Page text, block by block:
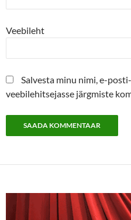
Veebileht
Salvesta minu nimi, e-
veebilehitsejasse järgmiste